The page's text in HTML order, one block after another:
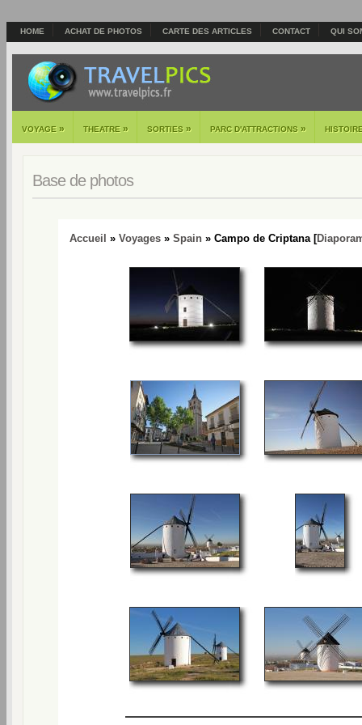
HOME ACHAT DE PHOTOS CARTE DES ARTICLES CONTACT QUI
VOYAGE » THEATRE » SORTIES » PARC D'ATTRACTIONS »
Base de photos
Accueil » Voyages » Spain » Campo de Criptana [